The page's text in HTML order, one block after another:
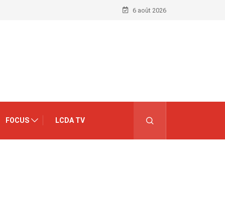
6 août 2026
FOCUS LCDA TV